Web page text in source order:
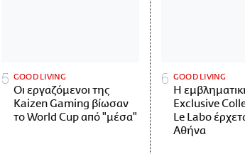
GOOD LIVING
Οι εργαζόμενοι της
Kaizen Gaming βίωσαν
το World Cup από "μέσα"
GOOD LIVING
Η
Exclusive
Le Labo
Αθήνα